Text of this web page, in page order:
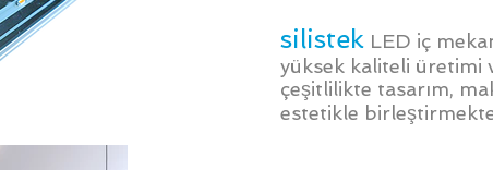
silistek LED iç
yüksek kaliteli üretimi
çeşitlilikte tasarım,
estetikle